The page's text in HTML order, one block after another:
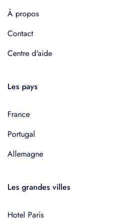
À propos
Contact
Centre d'aide
Les pays
France
Portugal
Allemagne
Les grandes villes
Hotel Paris